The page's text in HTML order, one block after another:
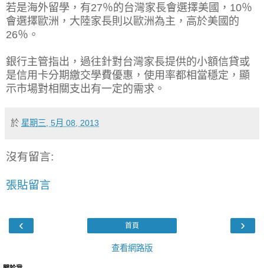
若是海外留學，有27％的台灣家長會選擇美國，10％
會選擇歐洲，大陸家長則以歐洲為主，高於美國的
26％。
銀行主管指出，過往針對台灣家長提供的小額信貸或
是信用卡分期繳交學費優惠，使用率都相當穩定，顯
示市場對相關支出有一定的需求。
於 星期三, 5月 08, 2013
沒有留言:
張貼留言
‹ ›
首頁
查看網路版